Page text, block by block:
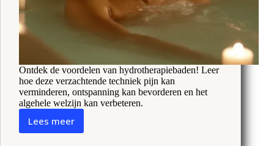
Ontdek de voordelen van hydrotherapiebaden! Leer
hoe deze verzachtende techniek pijn kan
verminderen, ontspanning kan bevorderen en het
algehele welzijn kan verbeteren.
Lees meerHydrotherapie